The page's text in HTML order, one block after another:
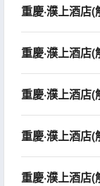
重慶·濮上酒店
重慶·濮上酒店
重慶·濮上酒店
重慶·濮上酒店
重慶·濮上酒店